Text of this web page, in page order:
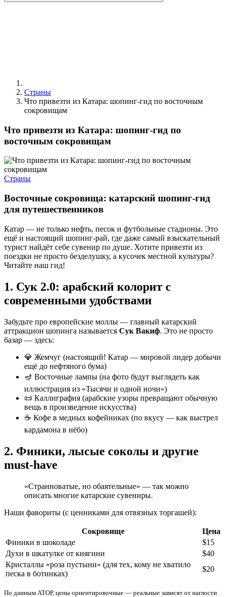
Страны
Что привезти из Катара: шопинг-гид по восточным
сокровищам
Что привезти из Катара: шопинг-гид по
восточным сокровищам
Страны
Восточные сокровища: катарский шопинг-гид
для путешественников
Катар — не только нефть, песок и футбольные стадионы. Это
ещё и настоящий шопинг-рай, где даже самый взыскательный
турист найдёт себе сувенир по душе. Хотите привезти из
поездки не просто безделушку, а кусочек местной культуры?
Читайте наш гид!
1. Сук 2.0: арабский колорит с
современными удобствами
Забудьте про европейские моллы — главный катарский
аттракцион шопинга называется Сук Вакиф. Это не просто
базар — здесь:
💎 Жемчуг (настоящий! Катар — мировой лидер добычи
ещё до нефтяного бума)
🪔 Восточные лампы (на фото будут выглядеть как
иллюстрация из «Тысячи и одной ночи»)
📜 Каллиграфия (арабские узоры превращают обычную
вещь в произведение искусства)
☕ Кофе в медных кофейниках (по вкусу — как выстрел
кардамона в нёбо)
2. Финики, лысые соколы и другие
must-have
«Странноватые, но обаятельные» — так можно
описать многие катарские сувениры.
Наши фавориты (с ценниками для отвязных торгашей):
Сокровище
Цена
Финики в шоколаде
$15
Духи в шкатулке от княгини
$40
Кристаллы «роза пустыни» (для тех, кому не хватило
песка в ботинках)
$20
По данным АТОР, цены ориентировочные — реальные зависят от наглости